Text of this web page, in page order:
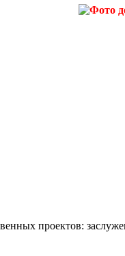
проектов: